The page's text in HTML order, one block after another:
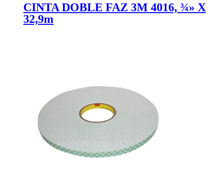
CINTA DOBLE FAZ 3M 4016, ¾» X
32,9m